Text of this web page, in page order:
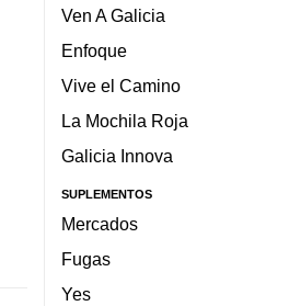
Ven A Galicia
Enfoque
Vive el Camino
La Mochila Roja
Galicia Innova
SUPLEMENTOS
Mercados
Fugas
Yes